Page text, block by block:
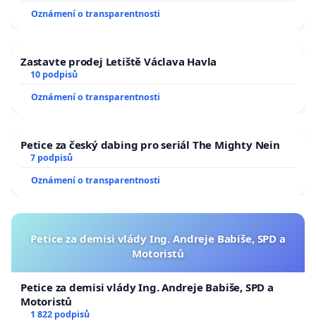
Oznámení o transparentnosti
Zastavte prodej Letiště Václava Havla
10 podpisů
Oznámení o transparentnosti
Petice za český dabing pro seriál The Mighty Nein
7 podpisů
Oznámení o transparentnosti
Petice za demisi vlády Ing. Andreje Babiše, SPD a
Motoristů
Petice za demisi vlády Ing. Andreje Babiše, SPD a
Motoristů
1 822 podpisů